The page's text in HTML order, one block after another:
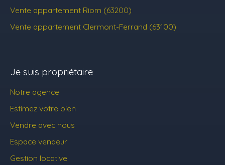
Vente appartement Riom (63200)
Vente appartement Clermont-Ferrand (63100)
Je suis propriétaire
Notre agence
Estimez votre bien
Vendre avec nous
Espace vendeur
Gestion locative